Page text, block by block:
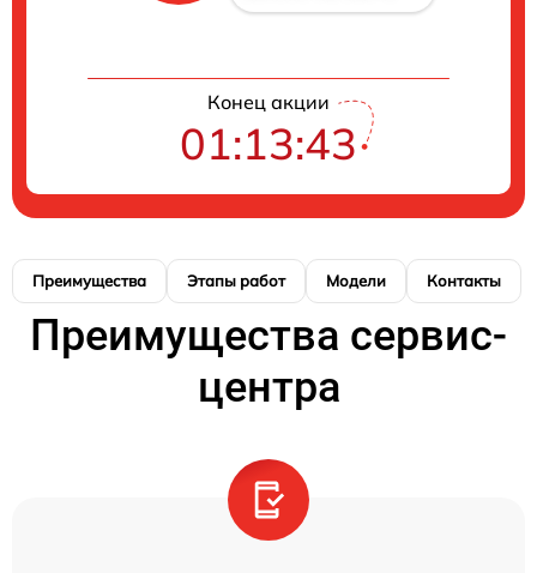
Конец акции
01:13:43
Преимущества Этапы работ Модели Контакты
Преимущества сервис-
центра